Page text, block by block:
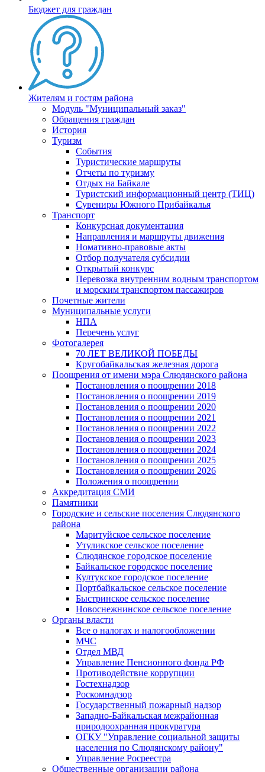
Бюджет для граждан
Жителям и гостям района
Модуль "Муниципальный заказ"
Обращения граждан
История
Туризм
События
Туристические маршруты
Отчеты по туризму
Отдых на Байкале
Туристский информационный центр (ТИЦ)
Сувениры Южного Прибайкалья
Транспорт
Конкурсная документация
Направления и маршруты движения
Номативно-правовые акты
Отбор получателя субсидии
Открытый конкурс
Перевозка внутренним водным транспортом
и морским транспортом пассажиров
Почетные жители
Муниципальные услуги
НПА
Перечень услуг
Фотогалерея
70 ЛЕТ ВЕЛИКОЙ ПОБЕДЫ
Кругобайкальская железная дорога
Поощрения от имени мэра Слюдянского района
Постановления о поощрении 2018
Постановления о поощрении 2019
Постановления о поощрении 2020
Постановления о поощрении 2021
Постановления о поощрении 2022
Постановления о поощрении 2023
Постановления о поощрении 2024
Постановления о поощрении 2025
Постановления о поощрении 2026
Положения о поощрении
Аккредитация СМИ
Памятники
Городские и сельские поселения Слюдянского
района
Маритуйское сельское поселение
Утуликское сельское поселение
Слюдянское городское поселение
Байкальское городское поселение
Култукское городское поселение
Портбайкальское сельское поселение
Быстринское сельское поселение
Новоснежнинское сельское поселение
Органы власти
Все о налогах и налогообложении
МЧС
Отдел МВД
Управление Пенсионного фонда РФ
Противодействие коррупции
Гостехнадзор
Роскомнадзор
Государственный пожарный надзор
Западно-Байкальская межрайонная
природоохранная прокуратура
ОГКУ "Управление социальной защиты
населения по Слюдянскому району"
Управление Росреестра
Общественные организации района